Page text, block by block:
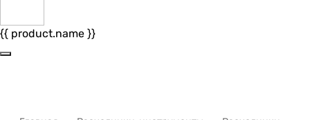
{{ product.name }}